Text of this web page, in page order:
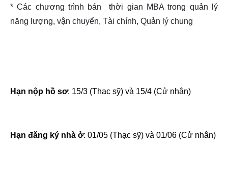
* Các chương trình bán thời gian MBA trong quản lý
năng lượng, vận chuyển, Tài chính, Quản lý chung
Hạn nộp hồ sơ: 15/3 (Thạc sỹ) và 15/4 (Cử nhân)
Hạn đăng ký nhà ở: 01/05 (Thạc sỹ) và 01/06 (Cử nhân)